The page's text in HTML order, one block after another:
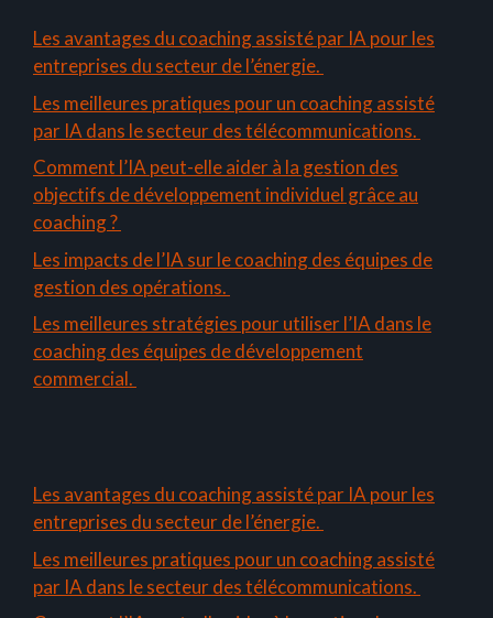
Les avantages du coaching assisté par IA pour les
entreprises du secteur de l’énergie.
Les meilleures pratiques pour un coaching assisté
par IA dans le secteur des télécommunications.
Comment l’IA peut-elle aider à la gestion des
objectifs de développement individuel grâce au
coaching ?
Les impacts de l’IA sur le coaching des équipes de
gestion des opérations.
Les meilleures stratégies pour utiliser l’IA dans le
coaching des équipes de développement
commercial.
Les avantages du coaching assisté par IA pour les
entreprises du secteur de l’énergie.
Les meilleures pratiques pour un coaching assisté
par IA dans le secteur des télécommunications.